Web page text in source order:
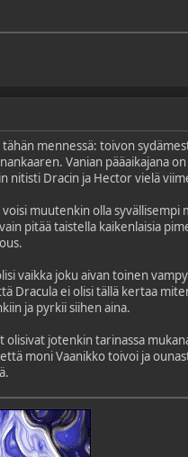
mennessä: toivon
Vanian pääaikajana
nitisti Dracin ja Hector vielä
muutenkin olla
pitää taistella kaikenlaisia
vaikka joku aivan toinen
Dracula ei olisi tällä kertaa
ja pyrkii siihen aina.
olisivat jotenkin tarinassa
moni Vaanikko toivoi ja